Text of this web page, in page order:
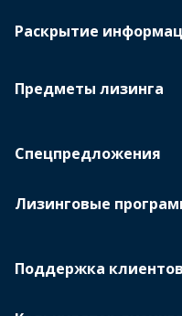
Предметы лизинга
Спецпредложения
Лизинговые
Поддержка клиентов
Раскрытие